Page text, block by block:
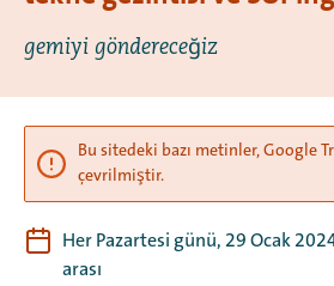
gemiyi göndereceğiz
Bu sitedeki bazı metinler, Google
çevrilmiştir.
Her Pazartesi günü, 29 Ocak
arası